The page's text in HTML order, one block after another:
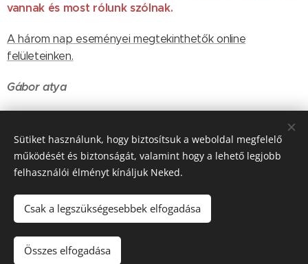
vannak és most rólunk szólnak.
A három nap eseményei megtekinthetők online
felületeinken.
Gábor atya
Share
© 2016-2026 Pécsi Görögkatolikus Parókia | 7624 Pécs, Alajos u.
Az oldalt a
Sütiket használunk, hogy biztosítsuk a weboldal megfelelő
működését és biztonságát, valamint hogy a lehető legjobb
felhasználói élményt kínáljuk Neked.
Csak a legszükségesebbek elfogadása
Összes elfogadása